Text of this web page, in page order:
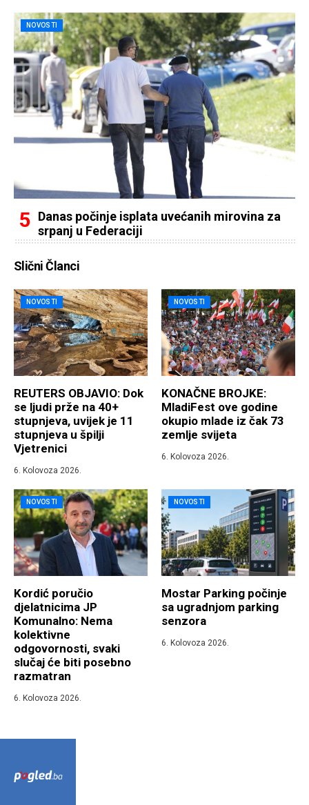
NOVOSTI
Danas počinje isplata uvećanih mirovina za
srpanj u Federaciji
Slični Članci
NOVOSTI
REUTERS OBJAVIO: Dok
se ljudi prže na 40+
stupnjeva, uvijek je 11
stupnjeva u špilji
Vjetrenici
6. Kolovoza 2026.
NOVOSTI
KONAČNE BROJKE:
MladiFest ove godine
okupio mlade iz čak 73
zemlje svijeta
6. Kolovoza 2026.
NOVOSTI
Kordić poručio
djelatnicima JP
Komunalno: Nema
kolektivne
odgovornosti, svaki
slučaj će biti posebno
razmatran
6. Kolovoza 2026.
NOVOSTI
Mostar Parking počinje
sa ugradnjom parking
senzora
6. Kolovoza 2026.